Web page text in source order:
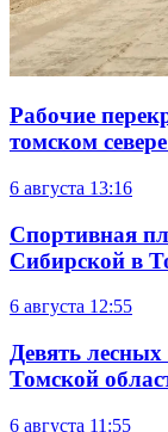
Рабочие
томском
6 августа 13:16
Спортивная
Сибирской в
6 августа 12:55
Девять
Томской
6 августа 11:55